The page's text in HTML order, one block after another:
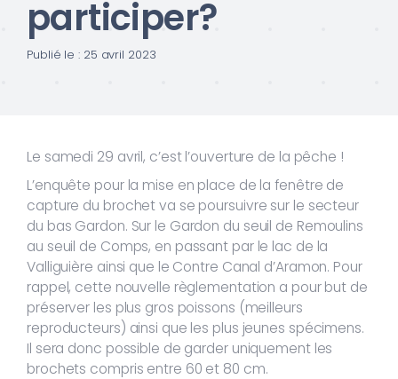
participer?
Publié le : 25 avril 2023
Le samedi 29 avril, c’est l’ouverture de la pêche !
L’enquête pour la mise en place de la fenêtre de
capture du brochet va se poursuivre sur le secteur
du bas Gardon. Sur le Gardon du seuil de Remoulins
au seuil de Comps, en passant par le lac de la
Valliguière ainsi que le Contre Canal d’Aramon. Pour
rappel, cette nouvelle règlementation a pour but de
préserver les plus gros poissons (meilleurs
reproducteurs) ainsi que les plus jeunes spécimens.
Il sera donc possible de garder uniquement les
brochets compris entre 60 et 80 cm.